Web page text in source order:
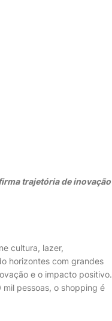
trajetória de inovação
cultura, lazer,
horizontes com grandes
e o impacto positivo.
pessoas, o shopping é